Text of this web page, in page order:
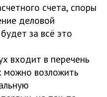
счета, споры
деловой
за всё это
входит в перечень
можно возложить